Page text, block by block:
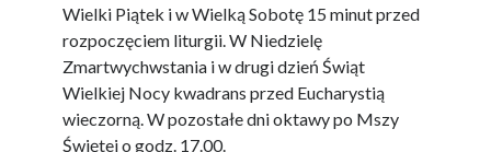
Grupy i wspólnoty
Galeria
Kontakt
Wielki Piątek i w Wielką Sobotę 15 minut przed
rozpoczęciem liturgii. W Niedzielę
Zmartwychwstania i w drugi dzień Świąt
Wielkiej Nocy kwadrans przed Eucharystią
wieczorną. W pozostałe dni oktawy po Mszy
Świętej o godz. 17.00.